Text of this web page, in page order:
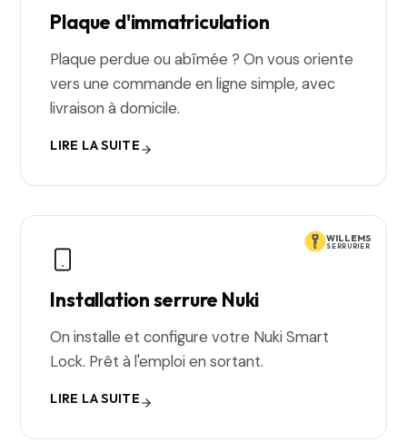
Plaque d'immatriculation
Plaque perdue ou abîmée ? On vous oriente
vers une commande en ligne simple, avec
livraison à domicile.
LIRE LA SUITE
WILLEMS
SERRURIER
Installation serrure Nuki
On installe et configure votre Nuki Smart
Lock. Prêt à l'emploi en sortant.
LIRE LA SUITE